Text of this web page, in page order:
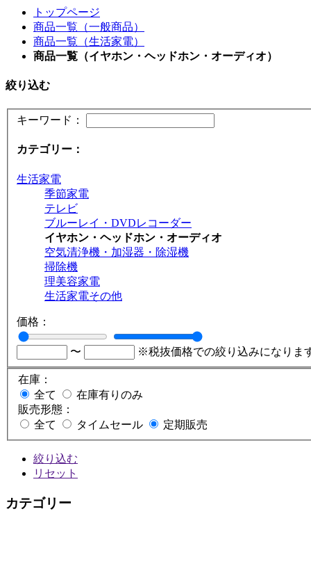
トップページ
商品一覧（一般商品）
商品一覧（生活家電）
商品一覧（イヤホン・ヘッドホン・オーディオ）
絞り込む
キーワード：
カテゴリー：
生活家電
季節家電
テレビ
ブルーレイ・DVDレコーダー
イヤホン・ヘッドホン・オーディオ
空気清浄機・加湿器・除湿機
掃除機
理美容家電
生活家電その他
価格：
〜 ※税抜価格での絞り込みになりま
在庫：
全て
在庫有りのみ
販売形態：
全て
タイムセール 定期販売
絞り込む
リセット
カテゴリー